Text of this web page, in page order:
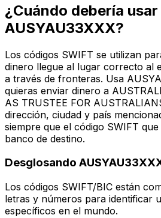
¿Cuándo debería usar
AUSYAU33XXX?
Los códigos SWIFT se utilizan
dinero llegue al lugar correcto al
a través de fronteras. Usa
quieras enviar dinero a
AS TRUSTEE FOR
dirección, ciudad y país
siempre que el código SWIFT
banco de destino.
Desglosando
Los códigos SWIFT/BIC están
letras y números para identificar
específicos en el mundo.